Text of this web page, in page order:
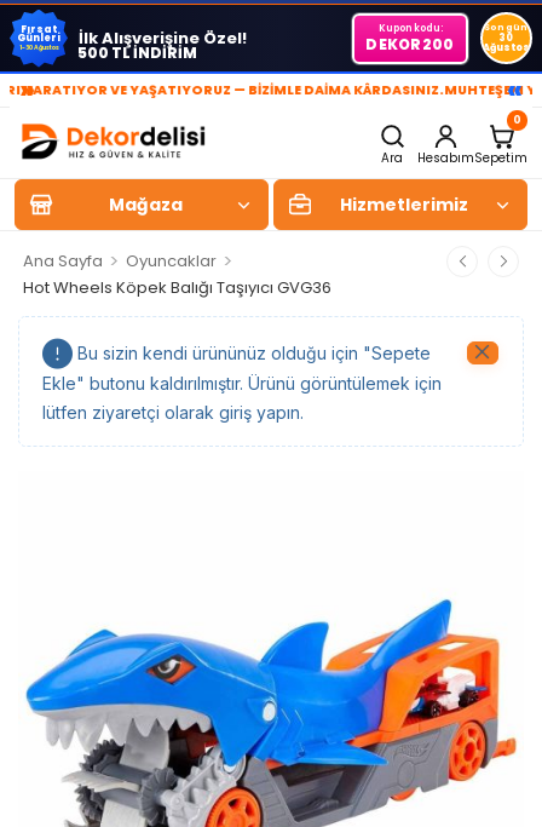
Fırsat
Günleri
1-30 Ağustos İlk Alışverişine Özel!
500 TL İNDİRİM
Kupon kodu:
DEKOR200
Son gün
30
Ağustos
» VE YAŞATIYORUZ — BİZİMLE DAİMA KÂRDASINIZ.MUHTEŞEM «
Ara Hesabım
0
Sepetim
Mağaza Hizmetlerimiz
Ana Sayfa > Oyuncaklar >
Hot Wheels Köpek Balığı Taşıyıcı GVG36
Bu sizin kendi ürününüz olduğu için "Sepete
Ekle" butonu kaldırılmıştır. Ürünü görüntülemek için
lütfen ziyaretçi olarak giriş yapın.